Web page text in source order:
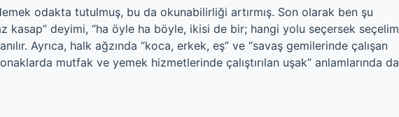
odakta tutulmuş, bu da okunabilirliği artırmış. Son olarak ben şu
kasap” deyimi, “ha öyle ha böyle, ikisi de bir; hangi yolu seçersek seçelim
Ayrıca, halk ağzında “koca, erkek, eş” ve “savaş gemilerinde çalışan
mutfak ve yemek hizmetlerinde çalıştırılan uşak” anlamlarında da